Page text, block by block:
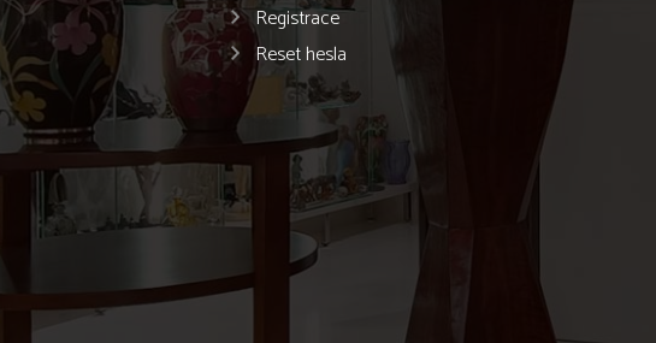
Registrace
Reset hesla